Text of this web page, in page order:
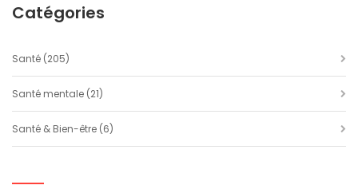
Catégories
Santé (205)
Santé mentale (21)
Santé & Bien-être (6)